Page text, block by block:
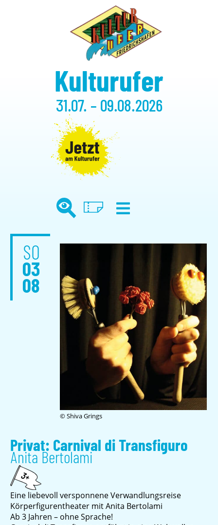
Kulturufer
31.07. – 09.08.2026
SO
03
08
© Shiva Grings
Privat: Carnival di Transfiguro
Anita Bertolami
3+
Eine liebevoll versponnene Verwandlungsreise
Körperfigurentheater mit Anita Bertolami
Ab 3 Jahren – ohne Sprache!